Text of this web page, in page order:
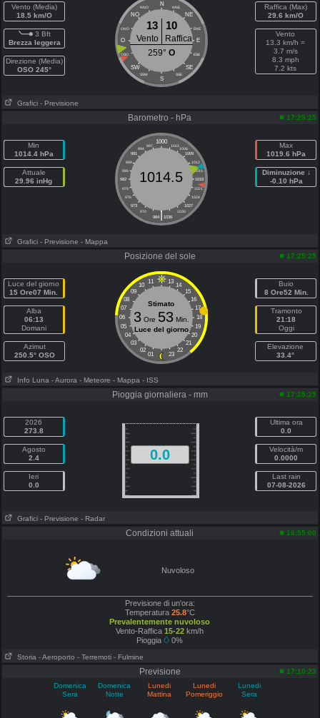
Vento (Media)
18.5 km/O
3 Bft
Brezza leggera
Direzione (Media)
OSO 245°
N
NNO NNE
NO NE
ONO ENE
O E
OSO ESE
SW SE
SSW SSE
S
13 10
Vento
Raffica
259° O
Raffica (Max)
29.6 km/O
Vento
13.3 km/h =
3.7 m/s
8.3 mph
7.2 kts
Grafici - Previsione
Barometro - hPa 17:25:25
Min
1014.4 hPa
Attuale
29.96 inHg
1000
997 1003
994
1006
991
1009
988
1012
985
1015
982
1018
979
1021
976
1024
973
1027
970
1030
|
964 1036
1014.5
Max
1019.6 hPa
Diminuzione ↓
-0.10 hPa
Grafici - Previsione - Mappa
Posizione del sole 17:25:25
Luce del giorno
15 Ore07 Min.
Alba
06:13
Domani
Azimut
250.5° OSO
11 13
10
14
09
15
08
16
07
17
06
18
05
19
04
20
03
21
02
22
01 23
Stimato
3Ore 53Min.
Luce del giorno
Buio
8 Ore52 Min.
Tramonto
21:18
Oggi
Elevazione
33.4°
Info Luna - Aurora - Meteore - Mappa - ISS
Pioggia giornaliera - mm 17:25:25
2026
273.8
Agosto
2.4
Ieri
0.0
0.0
Ultima ora
0.0
Velocità/m
0.0000
Last rain
07-08-2026
Grafici - Previsione - Radar
Condizioni attuali 16:55:00
Nuvoloso
Previsione di un'ora:
Temperatura 25.8°C
Prevalentemente nuvoloso
Vento-Raffica 15-22 km/h
Pioggia
0%
Storia - Aeroporto - Terremoti - Fulmine
Previsione
17:10:23
Domenica
Sera
Domenica
Notte
Lunedi
Mattina
Lunedi
Pomeriggio
Lunedi
Sera